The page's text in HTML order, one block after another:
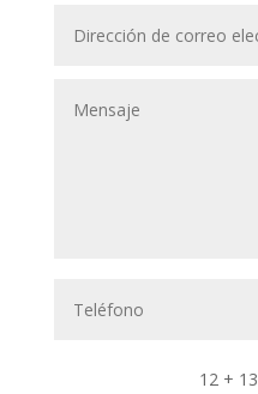
12 + 13